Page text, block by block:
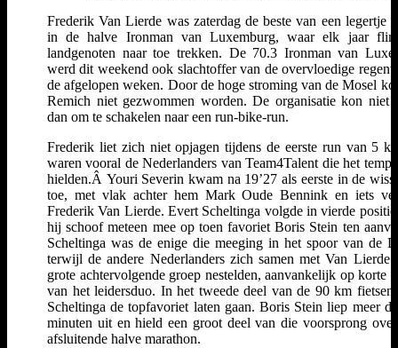
Frederik Van Lierde was zaterdag de beste van een legertje
in de halve Ironman van Luxemburg, waar elk jaar
landgenoten naar toe trekken. De 70.3 Ironman van
werd dit weekend ook slachtoffer van de overvloedige
de afgelopen weken. Door de hoge stroming van de Mosel
Remich niet gezwommen worden. De organisatie kon niet
dan om te schakelen naar een run-bike-run.
Frederik liet zich niet opjagen tijdens de eerste run van 5
waren vooral de Nederlanders van Team4Talent die het
hielden.Â Youri Severin kwam na 19’27 als eerste in de
toe, met vlak achter hem Mark Oude Bennink en iets
Frederik Van Lierde. Evert Scheltinga volgde in vierde
hij schoof meteen mee op toen favoriet Boris Stein ten
Scheltinga was de enige die meeging in het spoor van de
terwijl de andere Nederlanders zich samen met Van Lierde
grote achtervolgende groep nestelden, aanvankelijk op korte
van het leidersduo. In het tweede deel van de 90 km fietsen
Scheltinga de topfavoriet laten gaan. Boris Stein liep meer
minuten uit en hield een groot deel van die voorsprong
afsluitende halve marathon.